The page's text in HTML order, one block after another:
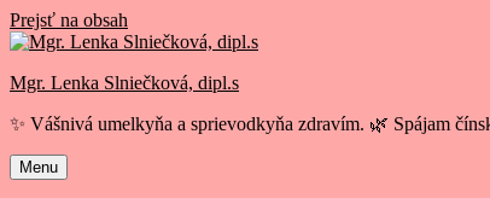
Prejsť na obsah
Mgr. Lenka Slniečková, dipl.s
✨ Vášnivá umelkyňa a sprievodkyňa zdravím. 🌿 Spájam
Menu